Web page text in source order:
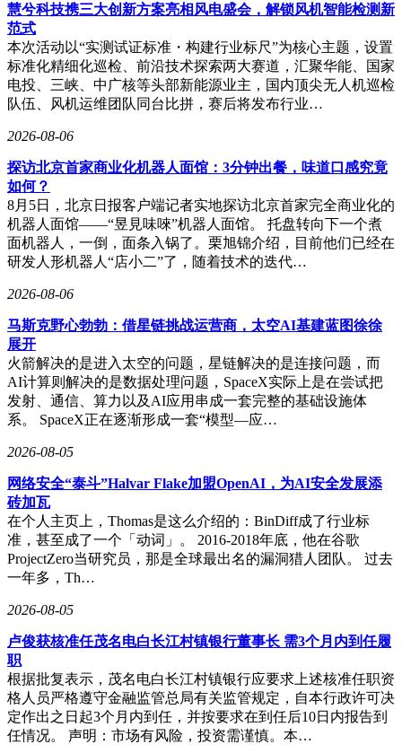
慧兮科技携三大创新方案亮相风电盛会，解锁风机智能检测新
范式
本次活动以“实测试证标准・构建行业标尺”为核心主题，设置
标准化精细化巡检、前沿技术探索两大赛道，汇聚华能、国家
电投、三峡、中广核等头部新能源业主，国内顶尖无人机巡检
队伍、风机运维团队同台比拼，赛后将发布行业…
2026-08-06
探访北京首家商业化机器人面馆：3分钟出餐，味道口感究竟
如何？
8月5日，北京日报客户端记者实地探访北京首家完全商业化的
机器人面馆——“昱見味唻”机器人面馆。 托盘转向下一个煮
面机器人，一倒，面条入锅了。栗旭锦介绍，目前他们已经在
研发人形机器人“店小二”了，随着技术的迭代…
2026-08-06
马斯克野心勃勃：借星链挑战运营商，太空AI基建蓝图徐徐
展开
火箭解决的是进入太空的问题，星链解决的是连接问题，而
AI计算则解决的是数据处理问题，SpaceX实际上是在尝试把
发射、通信、算力以及AI应用串成一套完整的基础设施体
系。 SpaceX正在逐渐形成一套“模型—应…
2026-08-05
网络安全“泰斗”Halvar Flake加盟OpenAI，为AI安全发展添
砖加瓦
在个人主页上，Thomas是这么介绍的：BinDiff成了行业标
准，甚至成了一个「动词」。 2016-2018年底，他在谷歌
ProjectZero当研究员，那是全球最出名的漏洞猎人团队。 过去
一年多，Th…
2026-08-05
卢俊获核准任茂名电白长江村镇银行董事长 需3个月内到任履
职
根据批复表示，茂名电白长江村镇银行应要求上述核准任职资
格人员严格遵守金融监管总局有关监管规定，自本行政许可决
定作出之日起3个月内到任，并按要求在到任后10日内报告到
任情况。 声明：市场有风险，投资需谨慎。本…